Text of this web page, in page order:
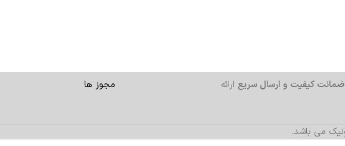
ضمانت کیفیت و ارسال سریع ارائه
مجوز ها
می باشد.